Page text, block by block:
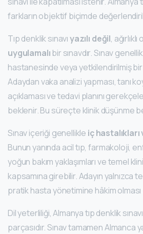
farkların objektif biçimde
Tıp denklik sınavıyazılı değil,
uygulamalıbir sınavdır. Sınav
hastanesinde veya yetkilendirilmiş bir
Adaydan vaka analizi yapması, tanı
açıklaması ve tedavi planını
beklenir. Bu süreçte klinik düşünme
Sınav içeriği genellikle iç
Bunun yanında acil tıp, farmakoloji,
yoğun bakım yaklaşımları ve temel
kapsamına girebilir. Adayın yalnızca
pratik hasta yönetimine hâkim
Dil yeterliliği, Almanya tıp denklik
parçasıdır. Sınav tamamen Almanca